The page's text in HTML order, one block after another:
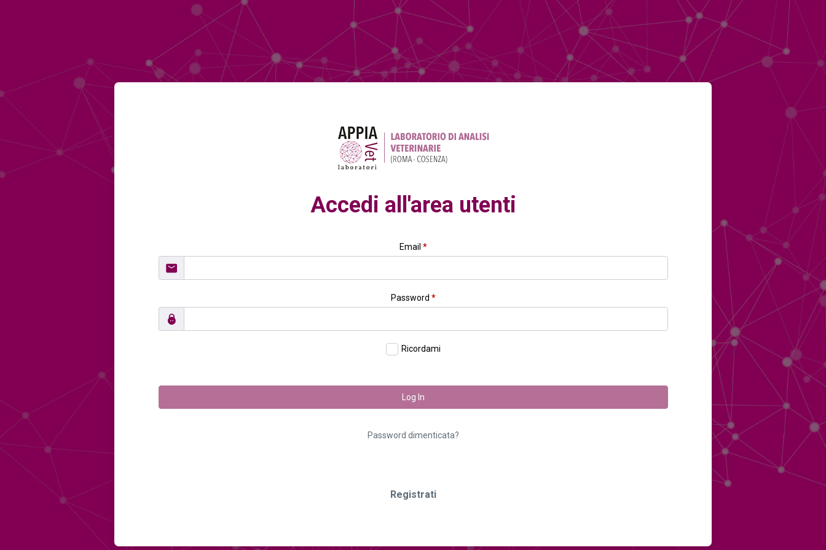
Accedi all'area utenti
Email *
Password *
Ricordami
Log In
Password dimenticata?
Registrati